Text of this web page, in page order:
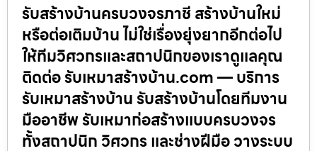
รับสร้างบ้านครบวงจรภาชี สร้างบ้านใหม่
หรือต่อเติมบ้าน ไม่ใช่เรื่องยุ่งยากอีกต่อไป
ให้ทีมวิศวกรและสถาปนิกของเราดูแลคุณ
ติดต่อ รับเหมาสร้างบ้าน.com — บริการ
รับเหมาสร้างบ้าน รับสร้างบ้านโดยทีมงาน
มืออาชีพ รับเหมาก่อสร้างแบบครบวงจร
ทั้งสถาปนิก วิศวกร และช่างฝีมือ วางระบบ